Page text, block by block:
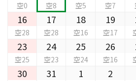
空0 空8 空5 空7
16
空28
17
空28
18
空16
19
空17
23
空25
24
空23
25
空24
26
空16
30 31 1 2